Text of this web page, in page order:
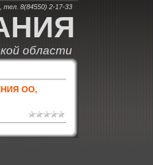
тел. 8(84550) 2-17-33
области
ОО,